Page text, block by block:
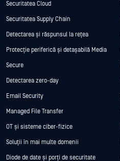
Securitatea Cloud
Securitatea Supply Chain
Detectarea și răspunsul la rețea
Protecție periferică și detașabilă Media
Secure
Detectarea zero-day
Email Security
Managed File Transfer
OT și sisteme ciber-fizice
Soluții în mai multe domenii
Diode de date și porți de securitate